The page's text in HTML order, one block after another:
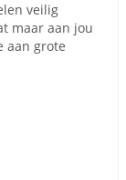
veilig
maar aan jou
aan grote